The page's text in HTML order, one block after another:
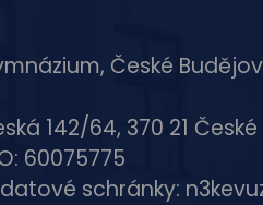
České
142/64, 370 21
60075775
datové schránky: